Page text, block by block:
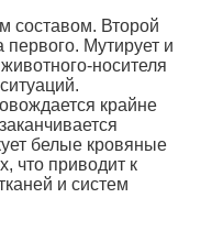
составом. Второй
Мутирует и
носителя
крайне
белые кровяные
что приводит к
и систем